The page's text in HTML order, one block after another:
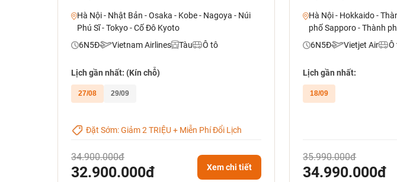
Hà Nội - Nhật Bản - Osaka - Kobe - Nagoya - Núi
Phú Sĩ - Tokyo - Cố Đô Kyoto
6N5Đ
Vietnam Airlines Tàu Ô tô
Lịch gần nhất: (Kín chỗ)
27/08 29/09
Đặt Sớm: Giảm 2 TRIỆU + Miễn Phí Đổi Lịch
34.900.000đ
32.900.000đ Xem chi tiết
Hà Nội - Hokkaido -
phố Sapporo - Thành
6N5Đ
Vietjet Air Ô
Lịch gần nhất:
18/09
35.990.000đ
34.990.000đ